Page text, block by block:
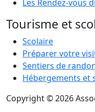
Les Rendez-vous
Tourisme et
Scolaire
Préparer votre
Sentiers de
Hébergements et
Copyright © 2026